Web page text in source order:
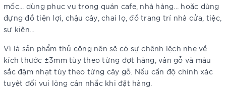
mốc... dùng phục vụ trong quán cafe, nhà hàng... hoặc dùng
đựng đồ tiện lợi, chậu cây, chai lọ, đồ trang trí nhà cửa, tiệc,
sự kiện...
Vì là sản phẩm thủ công nên sẽ có sự chênh lệch nhẹ về
kích thước ±3mm tùy theo từng đợt hàng, vân gỗ và màu
sắc đậm nhạt tùy theo từng cây gỗ. Nếu cần độ chính xác
tuyệt đối vui lòng cân nhắc khi đặt hàng.